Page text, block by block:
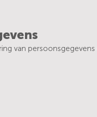
van